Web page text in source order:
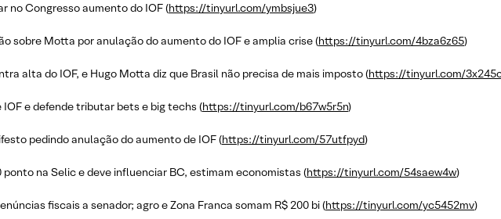
no Congresso aumento do IOF (https://tinyurl.com/ymbsjue3)
sobre Motta por anulação do aumento do IOF e amplia crise (https://tinyurl.com/4bza6z65)
alta do IOF, e Hugo Motta diz que Brasil não precisa de mais imposto (https://tinyurl.com/
e defende tributar bets e big techs (https://tinyurl.com/b67w5r5n)
pedindo anulação do aumento de IOF (https://tinyurl.com/57utfpyd)
na Selic e deve influenciar BC, estimam economistas (https://tinyurl.com/54saew4w)
fiscais a senador; agro e Zona Franca somam R$ 200 bi (https://tinyurl.com/yc5452mv)